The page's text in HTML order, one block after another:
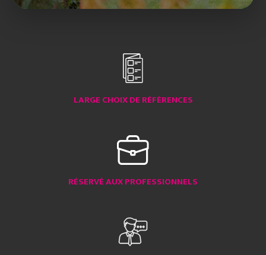
LARGE CHOIX DE RÉFÉRENCES
RÉSERVÉ AUX PROFESSIONNELS